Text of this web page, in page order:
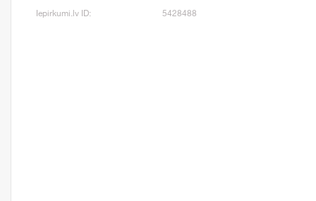
Iepirkumi.lv ID: 5428488